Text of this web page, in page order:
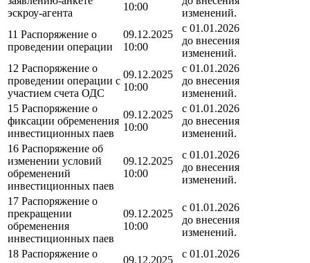
эскроу-агента
10:00
изменений.
11 Распоряжение о
проведении операции
09.12.2025
10:00
с 01.01.2026
до внесения
изменений.
12 Распоряжение о
проведении операции с
участием счета ОДС
09.12.2025
10:00
с 01.01.2026
до внесения
изменений.
15 Распоряжение о
фиксации обременения
инвестиционных паев
09.12.2025
10:00
с 01.01.2026
до внесения
изменений.
16 Распоряжение об
изменении условий
обременений
инвестиционных паев
09.12.2025
10:00
с 01.01.2026
до внесения
изменений.
17 Распоряжение о
прекращении
обременения
инвестиционных паев
09.12.2025
10:00
с 01.01.2026
до внесения
изменений.
18 Распоряжение о
09.12.2025
с 01.01.2026